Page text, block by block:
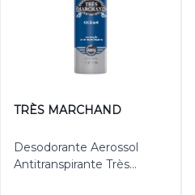
TRÈS MARCHAND
Desodorante Aerossol
Antitranspirante Très